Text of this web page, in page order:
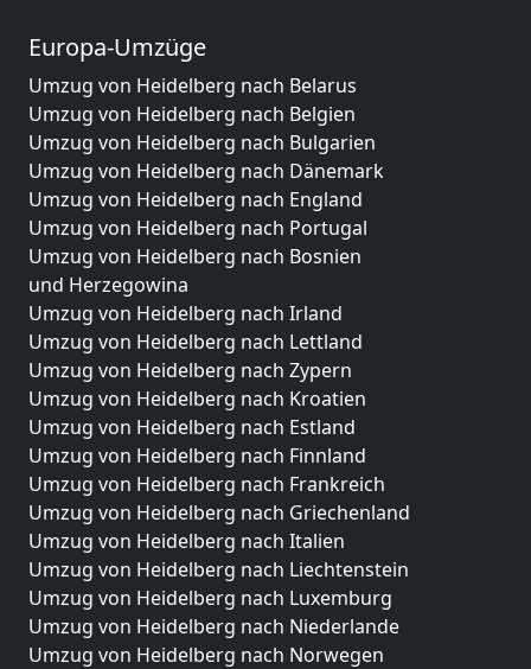
Europa-Umzüge
Umzug von Heidelberg nach Belarus
Umzug von Heidelberg nach Belgien
Umzug von Heidelberg nach Bulgarien
Umzug von Heidelberg nach Dänemark
Umzug von Heidelberg nach England
Umzug von Heidelberg nach Portugal
Umzug von Heidelberg nach Bosnien
und Herzegowina
Umzug von Heidelberg nach Irland
Umzug von Heidelberg nach Lettland
Umzug von Heidelberg nach Zypern
Umzug von Heidelberg nach Kroatien
Umzug von Heidelberg nach Estland
Umzug von Heidelberg nach Finnland
Umzug von Heidelberg nach Frankreich
Umzug von Heidelberg nach Griechenland
Umzug von Heidelberg nach Italien
Umzug von Heidelberg nach Liechtenstein
Umzug von Heidelberg nach Luxemburg
Umzug von Heidelberg nach Niederlande
Umzug von Heidelberg nach Norwegen